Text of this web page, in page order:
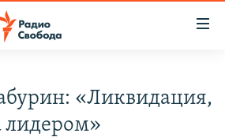
«Ликвидация,
лидером»